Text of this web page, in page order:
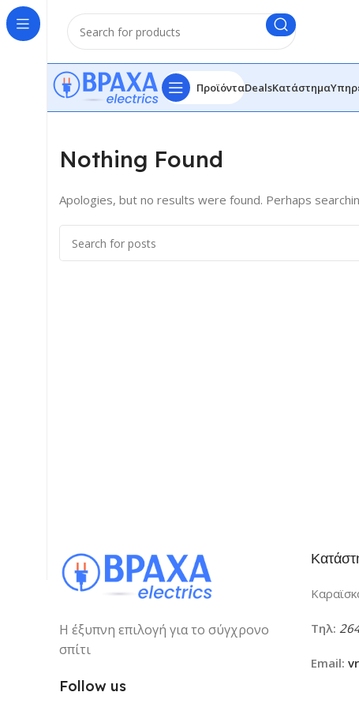
ΠροϊόνταDealsΚατάστημα
Nothing Found
Apologies, but no results were found. Perhaps
Η έξυπνη επιλογή για το σύγχρονο
σπίτι
Follow us
Τηλ:
Email: